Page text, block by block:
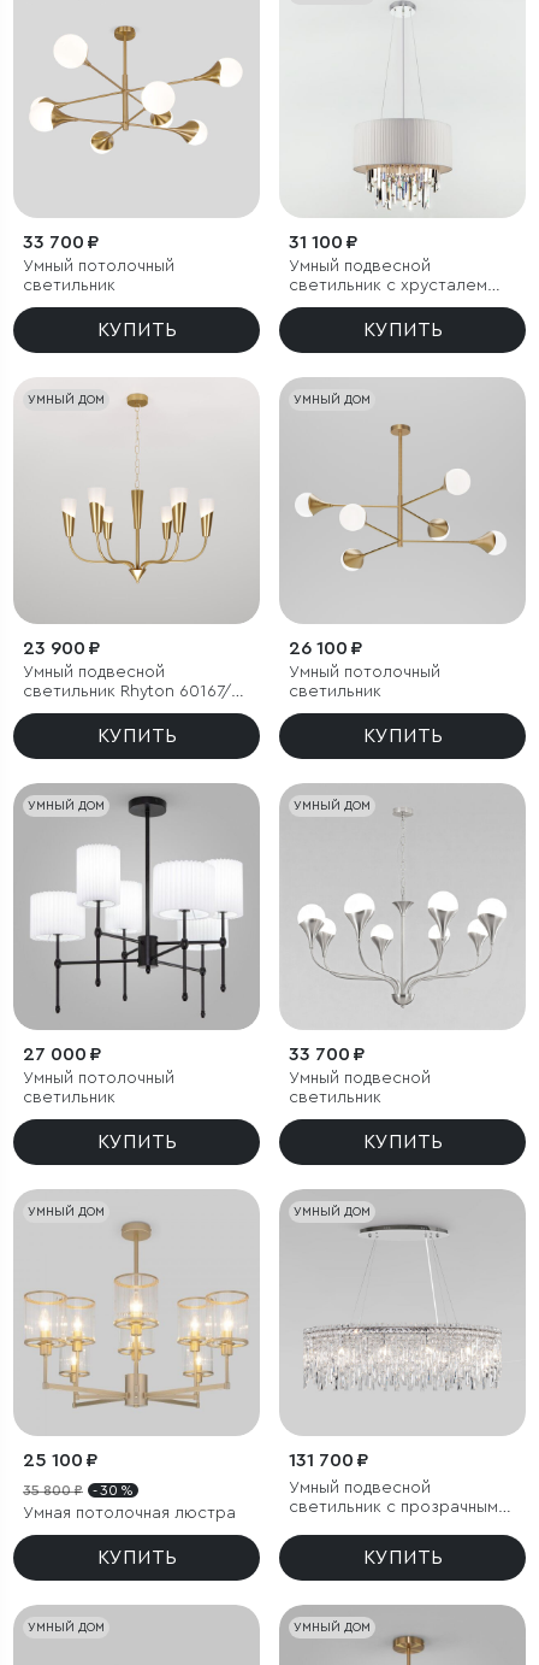
33 700 ₽
Умный потолочный
светильник
КУПИТЬ
31 100 ₽
Умный подвесной
светильник с хрусталем
Eurosvet Amantea 10122/6
КУПИТЬ
УМНЫЙ ДОМ
23 900 ₽
Умный подвесной
светильник Rhyton 60167/6
латунь
КУПИТЬ
УМНЫЙ ДОМ
26 100 ₽
Умный потолочный
светильник
КУПИТЬ
УМНЫЙ ДОМ
27 000 ₽
Умный потолочный
светильник
КУПИТЬ
УМНЫЙ ДОМ
33 700 ₽
Умный подвесной
светильник
КУПИТЬ
УМНЫЙ ДОМ
25 100 ₽
35 800 ₽ - 30 %
Умная потолочная люстра
КУПИТЬ
УМНЫЙ ДОМ
131 700 ₽
Умный подвесной
светильник с прозрачным
КУПИТЬ
УМНЫЙ ДОМ УМНЫЙ ДОМ